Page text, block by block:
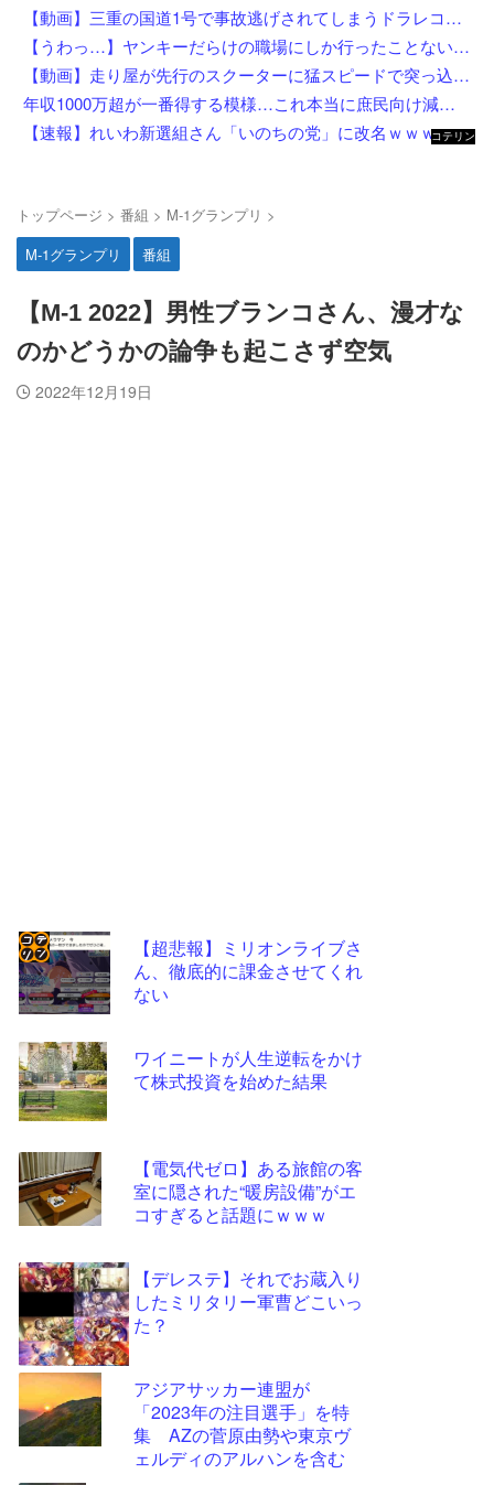
【動画】三重の国道1号で事故逃げされてしまうドラレコがひどい。
【うわっ…】ヤンキーだらけの職場にしか行ったことない奴にしか分からないことを集めてみたら闇が深過ぎた件w w w w w w w w w w
【動画】走り屋が先行のスクーターに猛スピードで突っ込む事故。
年収1000万超が一番得する模様…これ本当に庶民向け減税か？
【速報】れいわ新選組さん「いのちの党」に改名ｗｗｗｗｗｗｗｗ
コテリン
トップページ > 番組 > M-1グランプリ >
M-1グランプリ
番組
【M-1 2022】男性ブランコさん、漫才な
のかどうかの論争も起こさず空気
2022年12月19日
【超悲報】ミリオンライブさ
ん、徹底的に課金させてくれ
ない
ワイニートが人生逆転をかけ
て株式投資を始めた結果
【電気代ゼロ】ある旅館の客
室に隠された“暖房設備”がエ
コすぎると話題にｗｗｗ
【デレステ】それでお蔵入り
したミリタリー軍曹どこいっ
た？
アジアサッカー連盟が
「2023年の注目選手」を特
集 AZの菅原由勢や東京ヴ
ェルディのアルハンを含む
コテ
リン
- 固
定リ
ンク
更新
ツー
ル